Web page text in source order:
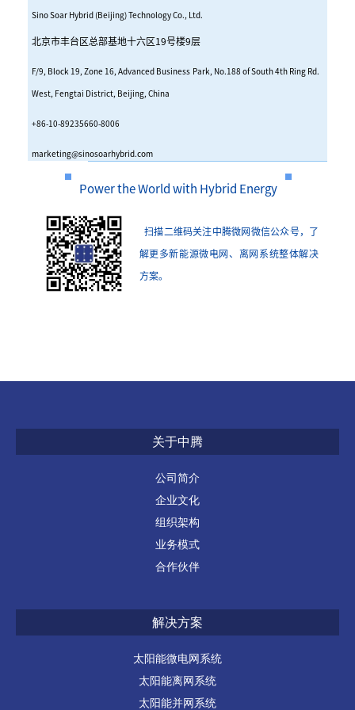
Sino Soar Hybrid (Beijing) Technology Co., Ltd.
北京市丰台区总部基地十六区19号楼9层
F/9, Block 19, Zone 16, Advanced Business Park, No.188 of South 4th Ring Rd.
West, Fengtai District, Beijing, China
+86-10-89235660-8006
marketing@sinosoarhybrid.com
Power the World with Hybrid Energy
扫描二维码关注中腾微网微信公众号， 了
解更多新能源微电网、离网系统整体解决
方案。
关于中腾
公司简介
企业文化
组织架构
业务模式
合作伙伴
解决方案
太阳能微电网系统
太阳能离网系统
太阳能并网系统